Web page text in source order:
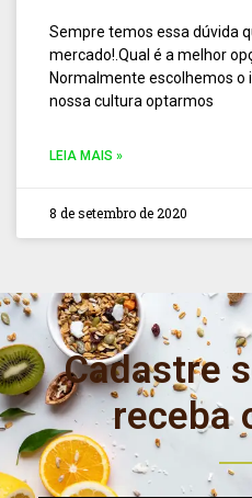
Sempre temos essa dúvida
mercado!.Qual é a melhor
Normalmente escolhemos o
nossa cultura optarmos
LEIA MAIS »
8 de setembro de 2020
Cadastre
receba